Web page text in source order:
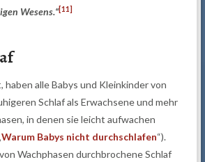
Wesens.“[11]
alle Babys und Kleinkinder von
Schlaf als Erwachsene und mehr
in denen sie leicht aufwachen
Warum Babys nicht durchschlafen“).
Wachphasen durchbrochene Schlaf